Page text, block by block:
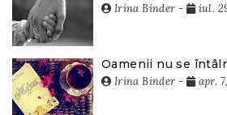
Irina Binder - iul.
Oamenii nu se
Irina Binder - apr.